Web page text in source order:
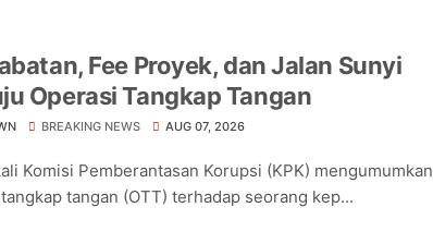
Fee Proyek, dan Jalan Sunyi
Operasi Tangkap Tangan
BREAKING NEWS AUG 07, 2026
Komisi Pemberantasan Korupsi (KPK) mengumumkan
tangan (OTT) terhadap seorang kep...